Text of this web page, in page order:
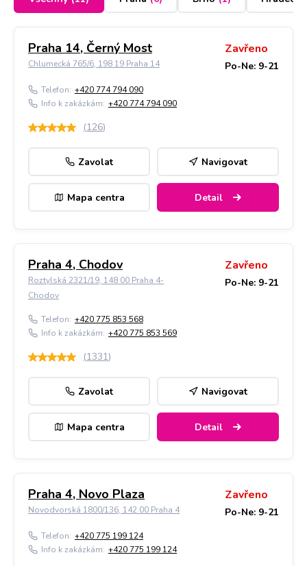
Praha 14, Černý Most
Chlumecká 765/6, 198 19 Praha 14
Zavřeno
Po-Ne: 9-21
Telefon: +420 774 794 090
Info k zakázkám: +420 774 794 090
(126)
Zavolat Navigovat
Mapa centra Detail
Praha 4, Chodov
Roztylská 2321/19, 148 00 Praha 4-
Chodov
Zavřeno
Po-Ne: 9-21
Telefon: +420 775 853 568
Info k zakázkám: +420 775 853 569
(1331)
Zavolat Navigovat
Mapa centra Detail
Praha 4, Novo Plaza
Novodvorská 1800/136, 142 00 Praha 4
Zavřeno
Po-Ne: 9-21
Telefon: +420 775 199 124
Info k zakázkám: +420 775 199 124